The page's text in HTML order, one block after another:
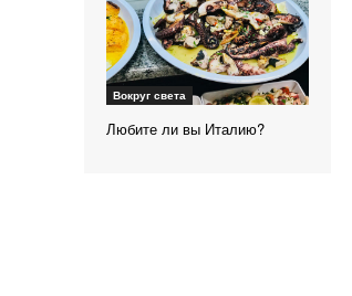
Вокруг света
Любите ли вы Италию?